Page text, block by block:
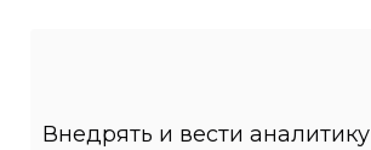
Внедрять и вести аналитику